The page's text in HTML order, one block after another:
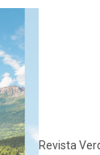
Revista